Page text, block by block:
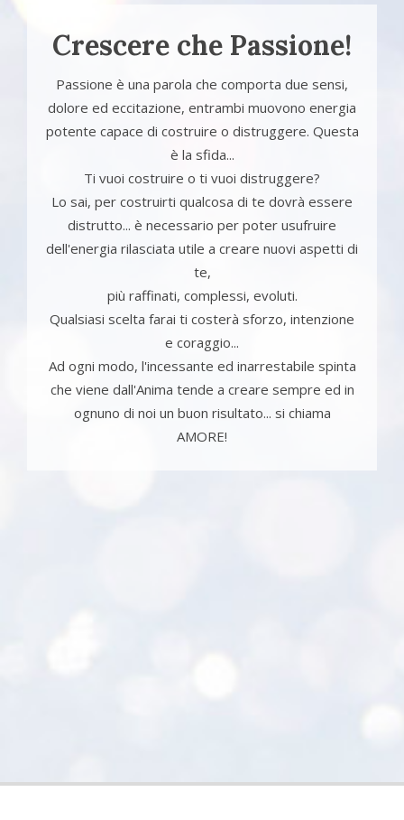
Crescere che Passione!
Passione è una parola che comporta due sensi,
dolore ed eccitazione, entrambi muovono energia
potente capace di costruire o distruggere. Questa
è la sfida...
Ti vuoi costruire o ti vuoi distruggere?
Lo sai, per costruirti qualcosa di te dovrà essere
distrutto... è necessario per poter usufruire
dell'energia rilasciata utile a creare nuovi aspetti di
te,
più raffinati, complessi, evoluti.
Qualsiasi scelta farai ti costerà sforzo, intenzione
e coraggio...
Ad ogni modo, l'incessante ed inarrestabile spinta
che viene dall'Anima tende a creare sempre ed in
ognuno di noi un buon risultato... si chiama
AMORE!